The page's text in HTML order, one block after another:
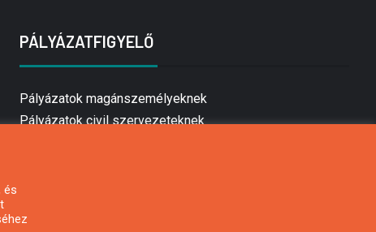
PÁLYÁZATFIGYELŐ
Pályázatok magánszemélyeknek
Pályázatok civil szervezeteknek
és